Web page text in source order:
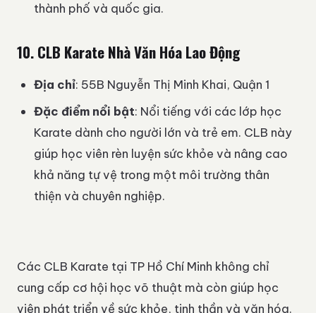
thành phố và quốc gia.
10.CLB Karate Nhà Văn Hóa Lao Động
Địa chỉ: 55B Nguyễn Thị Minh Khai, Quận 1
Đặc điểm nổi bật: Nổi tiếng với các lớp học
Karate dành cho người lớn và trẻ em. CLB này
giúp học viên rèn luyện sức khỏe và nâng cao
khả năng tự vệ trong một môi trường thân
thiện và chuyên nghiệp.
Các CLB Karate tại TP Hồ Chí Minh không chỉ
cung cấp cơ hội học võ thuật mà còn giúp học
viên phát triển về sức khỏe, tinh thần và văn hóa.